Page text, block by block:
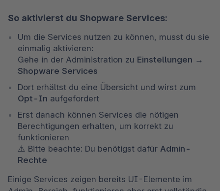
So aktivierst du Shopware Services:
Um die Services nutzen zu können, musst du sie
einmalig aktivieren:
Gehe in der Administration zu Einstellungen →
Shopware Services
Opt-In aufgefordert
Erst danach können Services die nötigen
Berechtigungen erhalten, um korrekt zu
funktionieren
⚠️ Bitte beachte: Du benötigst dafür Admin-
Rechte
Einige Services zeigen bereits UI-Elemente im